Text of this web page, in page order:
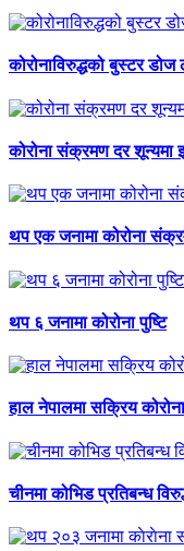
कोरोनाविरुद्धको बुस्टर
कोरोना संक्रमण दर शून्यमा
थप एक जनामा कोरोना
थप ६ जनामा कोरोना पुष्टि
हाल नेपालमा सक्रिय
चीनमा कोभिड प्रतिबन्ध